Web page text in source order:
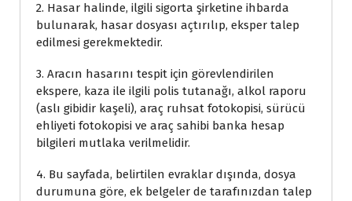
2. Hasar halinde, ilgili sigorta şirketine ihbarda
bulunarak, hasar dosyası açtırılıp, eksper talep
edilmesi gerekmektedir.
3. Aracın hasarını tespit için görevlendirilen
ekspere, kaza ile ilgili polis tutanağı, alkol raporu
(aslı gibidir kaşeli), araç ruhsat fotokopisi, sürücü
ehliyeti fotokopisi ve araç sahibi banka hesap
bilgileri mutlaka verilmelidir.
4. Bu sayfada, belirtilen evraklar dışında, dosya
durumuna göre, ek belgeler de tarafınızdan talep